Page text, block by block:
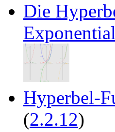
Die
Hyperbel-
(2.2.12)